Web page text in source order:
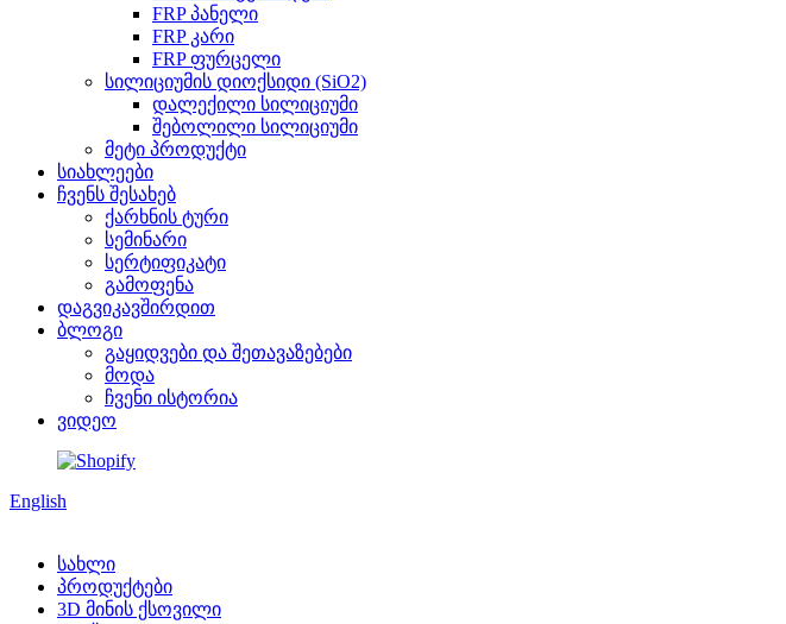
FRP პანელი
FRP კარი
FRP ფურცელი
სილიციუმის დიოქსიდი (SiO2)
დალექილი სილიციუმი
შებოლილი სილიციუმი
მეტი პროდუქტი
სიახლეები
ჩვენს შესახებ
ქარხნის ტური
სემინარი
სერტიფიკატი
გამოფენა
დაგვიკავშირდით
ბლოგი
გაყიდვები და შეთავაზებები
მოდა
ჩვენი ისტორია
ვიდეო
English
სახლი
პროდუქტები
3D მინის ქსოვილი